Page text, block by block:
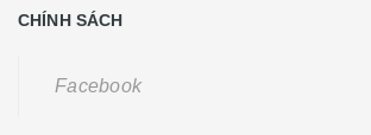
CHÍNH SÁCH
Facebook